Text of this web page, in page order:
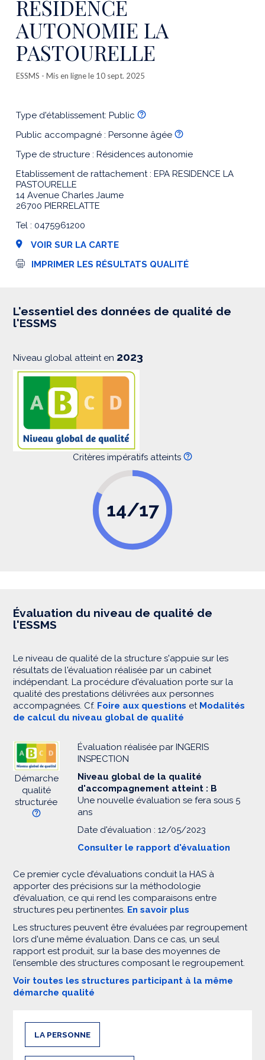
RESIDENCE
AUTONOMIE LA
PASTOURELLE
ESSMS - Mis en ligne le 10 sept. 2025
Type d'établissement: Public
Public accompagné : Personne âgée
Type de structure : Résidences autonomie
Etablissement de rattachement : EPA RESIDENCE LA
PASTOURELLE
14 Avenue Charles Jaume
26700 PIERRELATTE
Tel : 0475961200
VOIR SUR LA CARTE
I
s
i
IMPRIMER LES RÉSULTATS QUALITÉ
L'essentiel des données de qualité de
l'ESSMS
Niveau global atteint en 2023
Critères impératifs atteints
14/17
Évaluation du niveau de qualité de
l'ESSMS
Le niveau de qualité de la structure s'appuie sur les
résultats de l'évaluation réalisée par un cabinet
indépendant. La procédure d'évaluation porte sur la
qualité des prestations délivrées aux personnes
accompagnées. Cf. Foire aux questions et Modalités
de calcul du niveau global de qualité
Démarche
qualité
structurée
Évaluation réalisée par INGERIS
INSPECTION
Niveau global de la qualité
d'accompagnement atteint : B
Une nouvelle évaluation se fera sous 5
ans
Date d'évaluation : 12/05/2023
Consulter le rapport d'évaluation
Ce premier cycle d’évaluations conduit la HAS à
apporter des précisions sur la méthodologie
d’évaluation, ce qui rend les comparaisons entre
structures peu pertinentes. En savoir plus
Les structures peuvent être évaluées par regroupement
lors d'une même évaluation. Dans ce cas, un seul
rapport est produit, sur la base des moyennes de
l’ensemble des structures composant le regroupement.
Voir toutes les structures participant à la même
démarche qualité
LA PERSONNE